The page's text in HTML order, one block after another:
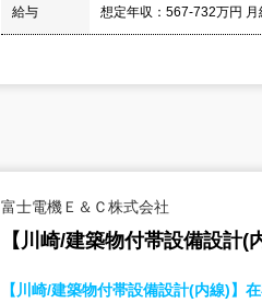
給与 想定年収：567-732万円
富士電機Ｅ＆Ｃ株式会社
【川崎/建築物付帯設備設計(
【川崎/建築物付帯設備設計(内線)】